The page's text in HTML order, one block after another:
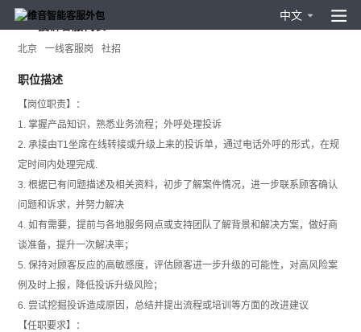
中文
北京 一线客服岗 社招
职位描述
【岗位职责】：
1. 掌握产品知识，熟悉业务流程；外呼处理投诉
2. 承接由T1坐席在线转接或升级上来的投诉单，通过电话外呼的形式，在规
定时间内处理完成.
3. 根据已有问题描述及相关资料，初步了解案件情况，进一步联系顾客确认
问题和诉求，并努力解决
4. 如有需要，提前与各地服务网点或支持团队了解背景和解决方案，做好商
谈准备，提升一次解决率；
5. 保持对顾客反应的高敏感度，评估顾客进一步升级的可能性，对高风险案
例及时上报，降低投诉升级风险；
6. 尝试挖掘投诉造成原因，总结并提出流程或培训等方面的改进建议
【任职要求】：